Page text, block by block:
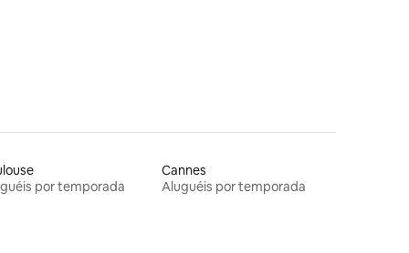
por temporada
Cannes
Aluguéis por temporada